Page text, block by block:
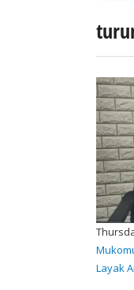
Layak